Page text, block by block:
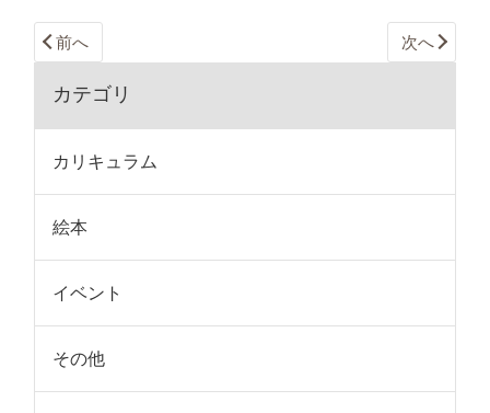
前へ 次へ
カテゴリ
カリキュラム
絵本
イベント
その他